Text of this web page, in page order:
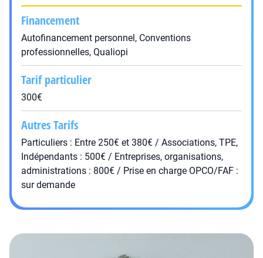
Financement
Autofinancement personnel, Conventions
professionnelles, Qualiopi
Tarif particulier
300€
Autres Tarifs
Particuliers : Entre 250€ et 380€ / Associations, TPE,
Indépendants : 500€ / Entreprises, organisations,
administrations : 800€ / Prise en charge OPCO/FAF :
sur demande